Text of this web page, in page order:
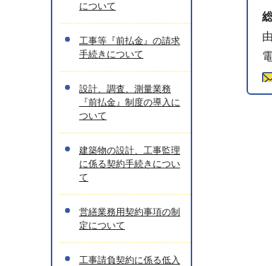
について
工事等『前払金』の請求
手続きについて
設計、調査、測量業務
『前払金』制度の導入に
ついて
建築物の設計、工事監理
に係る契約手続きについ
て
営繕業務用契約事項の制
定について
工事請負契約に係る低入